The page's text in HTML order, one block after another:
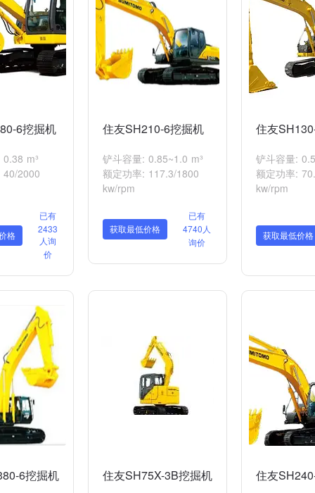
6. 装配分配阀：将清洁后的分配阀组件进行装配，并确保每个部
件的安装位置正确。
7. 测试分配阀：将挖掘机启动，并进行各种动作测试，确保分配
阀的工作正常，各个动作灵活可靠。
8. 重新组装挖掘机：将挖掘机的各个部件重新装配起来，以确保
以上是对二手住友120挖掘机分配阀维修的一般步骤，具体操作还
需根据具体情况进行判断和调整。为了确保维修的质量和安全，建
议寻求专业的维修团队或技术人员的支持和指导。
6挖掘机
m³
40/2000
格
已有
2433
人询
价
住友SH210-6挖掘机
铲斗容量: 0.85~1.0 m³
额定功率: 117.3/1800
kw/rpm
获取最低价格
已有
4740人
询价
住友
铲斗容量:
额定功率:
kw/rpm
获取最低价格
6挖掘机 住友SH75X-3B挖掘机 住友